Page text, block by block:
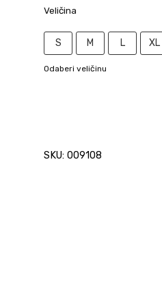
Veličina
S M L XL
Odaberi veličinu
SKU: 009108